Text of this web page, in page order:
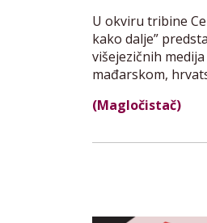
U okviru tribine
kako dalje”
višejezičnih
mađarskom,
(Magločistač)